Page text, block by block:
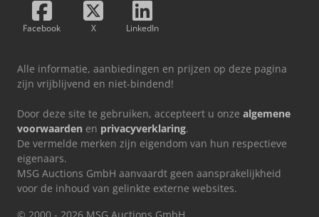
Facebook X LinkedIn
Alle informatie, aanbiedingen en prijzen op deze pagina
zijn vrijblijvend en niet-bindend!
Door deze site te gebruiken, accepteert u onze algemene
voorwaarden en privacyverklaring.
De vermelde merken zijn eigendom van hun respectieve
eigenaars.
MSG Auctions GmbH aanvaardt geen aansprakelijkheid
voor de inhoud van gelinkte externe websites.
© 2000 - 2026 MSG Auctions GmbH